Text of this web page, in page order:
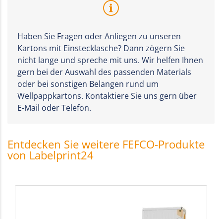
Haben Sie Fragen oder Anliegen zu unseren
Kartons mit Einstecklasche? Dann zögern Sie
nicht lange und spreche mit uns. Wir helfen Ihnen
gern bei der Auswahl des passenden Materials
oder bei sonstigen Belangen rund um
Wellpappkartons. Kontaktiere Sie uns gern über
E-Mail oder Telefon.
Entdecken Sie weitere FEFCO-Produkte
von Labelprint24